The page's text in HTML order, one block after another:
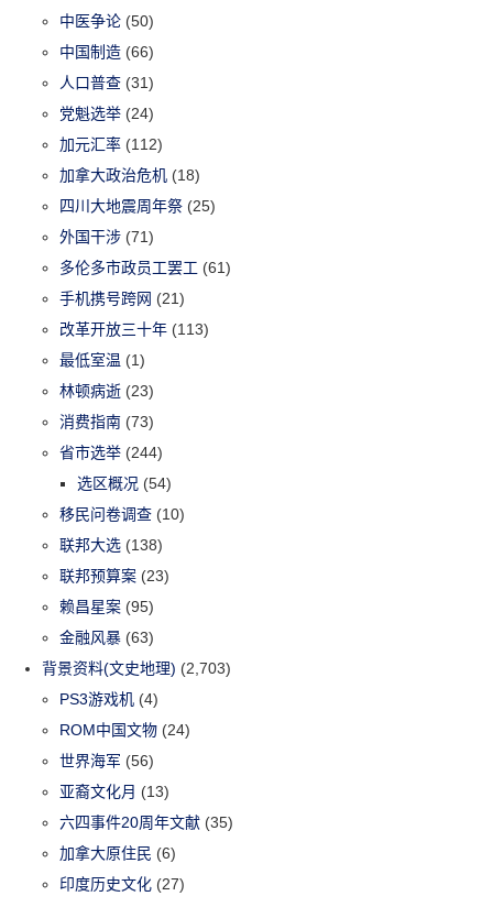
中医争论 (50)
中国制造 (66)
人口普查 (31)
党魁选举 (24)
加元汇率 (112)
加拿大政治危机 (18)
四川大地震周年祭 (25)
外国干涉 (71)
多伦多市政员工罢工 (61)
手机携号跨网 (21)
改革开放三十年 (113)
最低室温 (1)
林顿病逝 (23)
消费指南 (73)
省市选举 (244)
选区概况 (54)
移民问卷调查 (10)
联邦大选 (138)
联邦预算案 (23)
赖昌星案 (95)
金融风暴 (63)
背景资料(文史地理) (2,703)
PS3游戏机 (4)
ROM中国文物 (24)
世界海军 (56)
亚裔文化月 (13)
六四事件20周年文献 (35)
加拿大原住民 (6)
印度历史文化 (27)